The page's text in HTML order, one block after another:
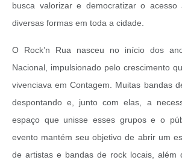
busca valorizar e democratizar o
diversas formas em toda a cidade.
O Rock’n Rua nasceu no início dos
Nacional, impulsionado pelo crescimento
vivenciava em Contagem. Muitas bandas
despontando e, junto com elas, a
espaço que unisse esses grupos e o
evento mantém seu objetivo de abrir um
de artistas e bandas de rock locais, além